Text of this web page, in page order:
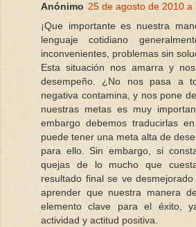
Anónimo 25 de agosto de 2010 a
¡Que importante es nuestra
lenguaje cotidiano
inconvenientes, problemas sin
Esta situación nos amarra y
desempeño. ¿No nos pasa a
negativa contamina, y nos pone
nuestras metas es muy
embargo debemos traducirlas
puede tener una meta alta de
para ello. Sin embargo, si
quejas de lo mucho que
resultado final se ve
aprender que nuestra manera
elemento clave para el éxito,
actividad y actitud positiva.